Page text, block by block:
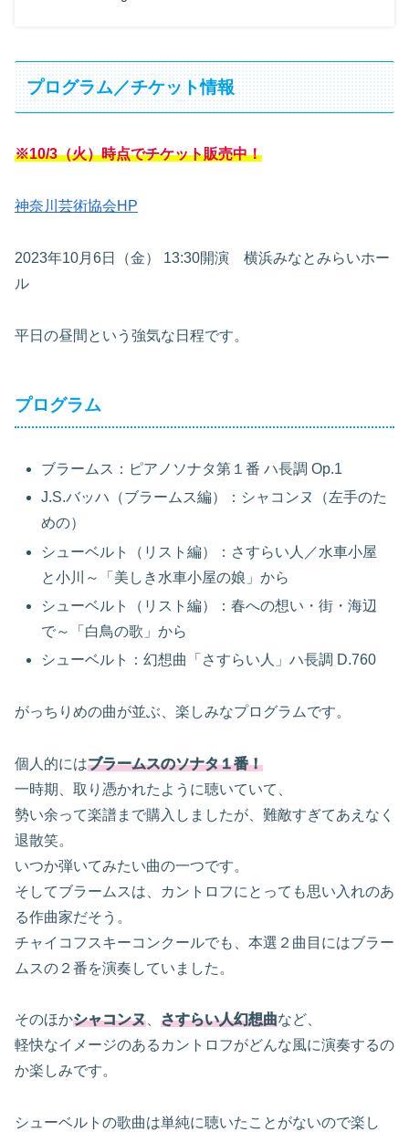
プログラム／チケット情報
※10/3（火）時点でチケット販売中！
神奈川芸術協会HP
2023年10月6日（金） 13:30開演 横浜みなとみらいホー
ル
平日の昼間という強気な日程です。
プログラム
ブラームス：ピアノソナタ第１番 ハ長調 Op.1
J.S.バッハ（ブラームス編）：シャコンヌ（左手のた
めの）
シューベルト（リスト編）：さすらい人／水車小屋
と小川～「美しき水車小屋の娘」から
シューベルト（リスト編）：春への想い・街・海辺
で～「白鳥の歌」から
シューベルト：幻想曲「さすらい人」ハ長調 D.760
がっちりめの曲が並ぶ、楽しみなプログラムです。
個人的にはブラームスのソナタ１番！
一時期、取り憑かれたように聴いていて、
勢い余って楽譜まで購入しましたが、難敵すぎてあえなく
退散笑。
いつか弾いてみたい曲の一つです。
そしてブラームスは、カントロフにとっても思い入れのあ
る作曲家だそう。
チャイコフスキーコンクールでも、本選２曲目にはブラー
ムスの２番を演奏していました。
そのほかシャコンヌ さすらい人幻想曲など、
軽快なイメージのあるカントロフがどんな風に演奏するの
か楽しみです。
シューベルトの歌曲は単純に聴いたことがないので楽し